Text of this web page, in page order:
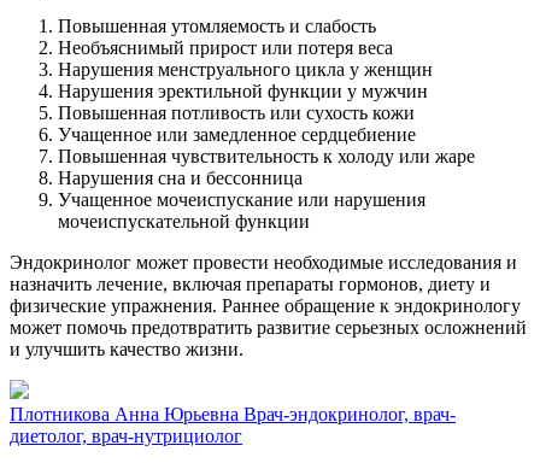
Повышенная утомляемость и слабость
Необъяснимый прирост или потеря веса
Нарушения менструального цикла у женщин
Нарушения эректильной функции у мужчин
Повышенная потливость или сухость кожи
Учащенное или замедленное сердцебиение
Повышенная чувствительность к холоду или жаре
Нарушения сна и бессонница
Учащенное мочеиспускание или нарушения
мочеиспускательной функции
Эндокринолог может провести необходимые исследования и
назначить лечение, включая препараты гормонов, диету и
физические упражнения. Раннее обращение к эндокринологу
может помочь предотвратить развитие серьезных осложнений
и улучшить качество жизни.
Плотникова Анна Юрьевна Врач-эндокринолог, врач-
диетолог, врач-нутрициолог